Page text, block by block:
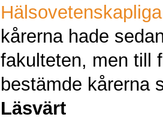
kårerna hade
fakulteten, men till
bestämde kårerna
Läsvärt